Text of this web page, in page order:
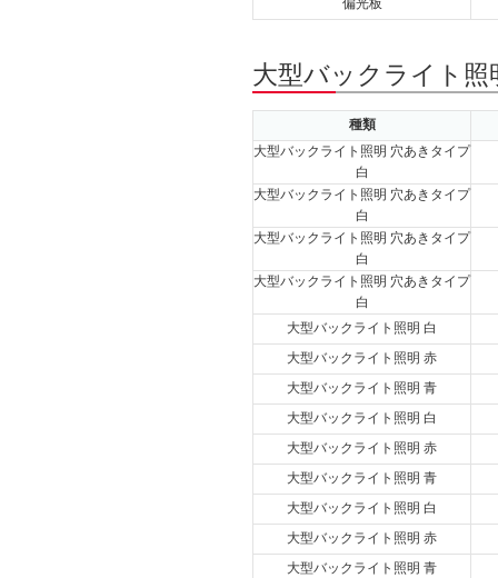
偏光板
大型バックライト照
種類
大型バックライト照明 穴あきタイプ
白
大型バックライト照明 穴あきタイプ
白
大型バックライト照明 穴あきタイプ
白
大型バックライト照明 穴あきタイプ
白
大型バックライト照明 白
大型バックライト照明 赤
大型バックライト照明 青
大型バックライト照明 白
大型バックライト照明 赤
大型バックライト照明 青
大型バックライト照明 白
大型バックライト照明 赤
大型バックライト照明 青